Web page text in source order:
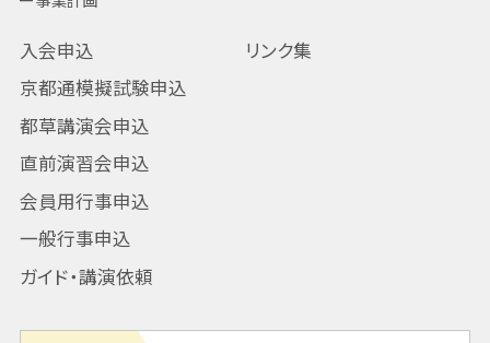
入会申込
京都通模擬試験申込
都草講演会申込
直前演習会申込
会員用行事申込
一般行事申込
ガイド・講演依頼
リンク集